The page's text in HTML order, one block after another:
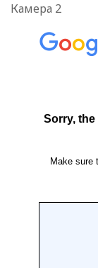
Камера 2